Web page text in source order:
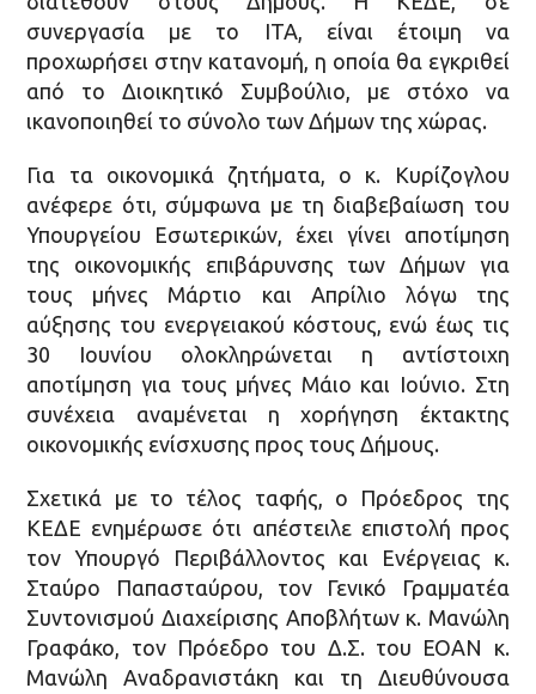
συνεργασία με το ΙΤΑ, είναι έτοιμη να
προχωρήσει στην κατανομή, η οποία θα εγκριθεί
από το Διοικητικό Συμβούλιο, με στόχο να
ικανοποιηθεί το σύνολο των Δήμων της χώρας.
Για τα οικονομικά ζητήματα, ο κ. Κυρίζογλου
ανέφερε ότι, σύμφωνα με τη διαβεβαίωση του
Υπουργείου Εσωτερικών, έχει γίνει αποτίμηση
της οικονομικής επιβάρυνσης των Δήμων για
τους μήνες Μάρτιο και Απρίλιο λόγω της
αύξησης του ενεργειακού κόστους, ενώ έως τις
30 Ιουνίου ολοκληρώνεται η αντίστοιχη
αποτίμηση για τους μήνες Μάιο και Ιούνιο. Στη
συνέχεια αναμένεται η χορήγηση έκτακτης
οικονομικής ενίσχυσης προς τους Δήμους.
Σχετικά με το τέλος ταφής, ο Πρόεδρος της
ΚΕΔΕ ενημέρωσε ότι απέστειλε επιστολή προς
τον Υπουργό Περιβάλλοντος και Ενέργειας κ.
Σταύρο Παπασταύρου, τον Γενικό Γραμματέα
Συντονισμού Διαχείρισης Αποβλήτων κ. Μανώλη
Γραφάκο, τον Πρόεδρο του Δ.Σ. του ΕΟΑΝ κ.
Μανώλη Αναδρανιστάκη και τη Διευθύνουσα